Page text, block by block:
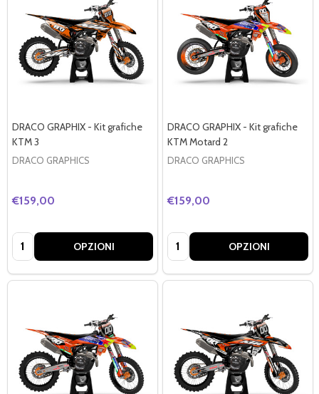
DRACO GRAPHIX - Kit grafiche
KTM 3
DRACO GRAPHICS
€159,00
Quantità: OPZIONI
DRACO GRAPHIX - Kit grafiche
KTM Motard 2
DRACO GRAPHICS
€159,00
Quantità: OPZIONI